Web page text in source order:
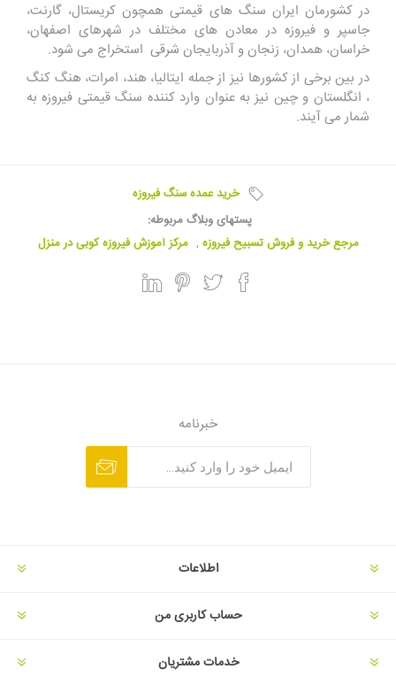
در کشورمان ایران سنگ های قیمتی همچون کریستال، گارنت،
جاسپر و فیروزه در معادن های مختلف در شهرهای اصفهان،
خراسان، همدان، زنجان و آذربایجان شرقی استخراج می شود.
در بین برخی از کشورها نیز از جمله ایتالیا، هند، امرات، هنگ کنگ
، انگلستان و چین نیز به عنوان وارد کننده سنگ قیمتی فیروزه به
شمار می آیند.
خرید عمده سنگ فیروزه
پستهای وبلاگ مربوطه:
مرجع خرید و فروش تسبیح فیروزه , مرکز آموزش فیروزه کوبی در منزل
خبرنامه
اطلاعات
حساب کاربری من
خدمات مشتریان